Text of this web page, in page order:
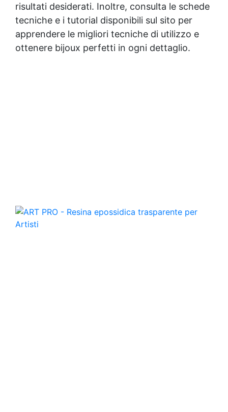
risultati desiderati. Inoltre, consulta le schede
tecniche e i tutorial disponibili sul sito per
apprendere le migliori tecniche di utilizzo e
ottenere bijoux perfetti in ogni dettaglio.